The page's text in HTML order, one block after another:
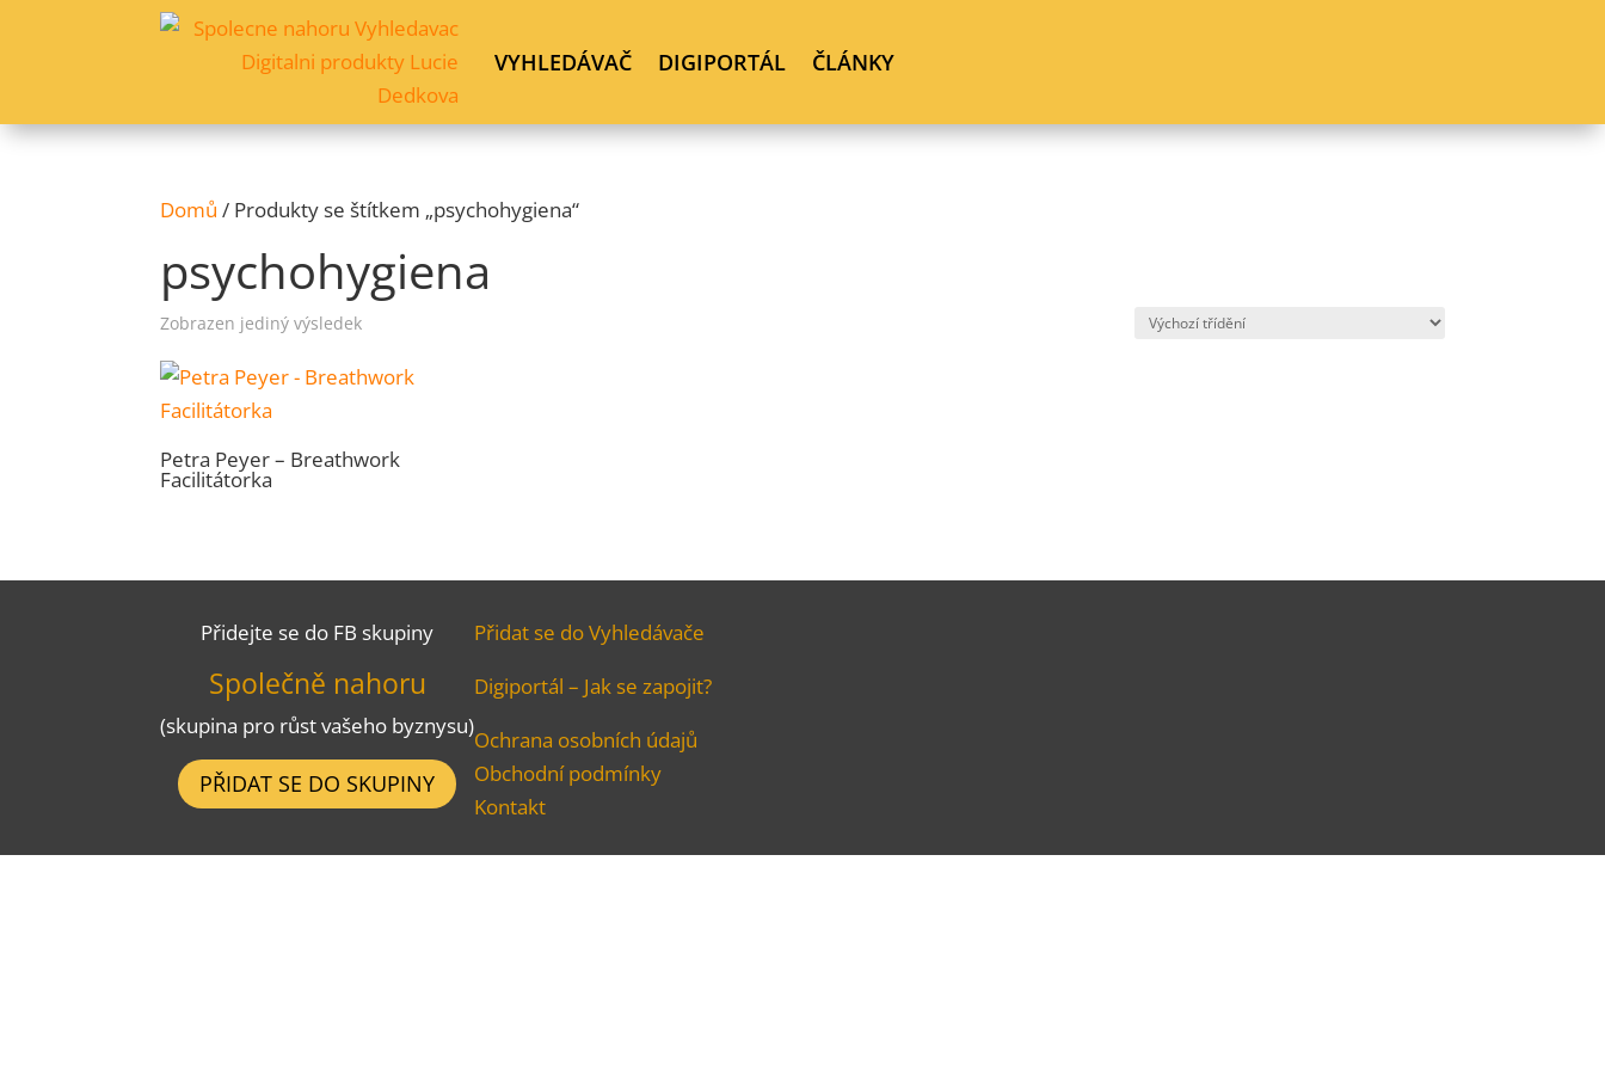
VYHLEDÁVAČ DIGIPORTÁL ČLÁNKY
Domů / Produkty se štítkem „psychohygiena“
psychohygiena
Zobrazen jediný výsledek
Petra Peyer – Breathwork
Facilitátorka
Přidejte se do FB skupiny
Společně nahoru
(skupina pro růst vašeho byznysu)
PŘIDAT SE DO SKUPINY
Přidat se do Vyhledávače
Digiportál – Jak se zapojit?
Ochrana osobních údajů
Obchodní podmínky
Kontakt